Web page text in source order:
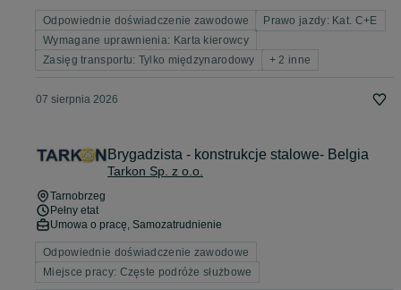
Odpowiednie doświadczenie zawodowe
Prawo jazdy: Kat. C+E
Wymagane uprawnienia: Karta kierowcy
Zasięg transportu: Tylko międzynarodowy
+ 2 inne
07 sierpnia 2026
Brygadzista - konstrukcje stalowe- Belgia
Tarkon Sp. z o.o.
Tarnobrzeg
Pełny etat
Umowa o pracę, Samozatrudnienie
Odpowiednie doświadczenie zawodowe
Miejsce pracy: Częste podróże służbowe